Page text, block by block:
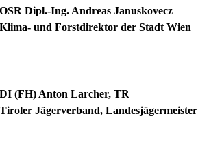
OSR Dipl.-Ing. Andreas Januskovecz
Klima- und Forstdirektor der Stadt Wien
DI (FH) Anton Larcher, TR
Tiroler Jägerverband, Landesjägermeister